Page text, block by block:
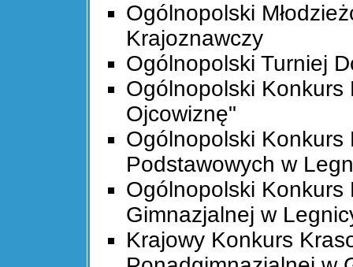
Ogólnopolski
Krajoznawczy
Ogólnopolski Turniej
Ogólnopolski
Ojcowiznę"
Ogólnopolski Konkurs
Podstawowych w
Ogólnopolski Konkurs
Gimnazjalnej w
Krajowy Konkurs